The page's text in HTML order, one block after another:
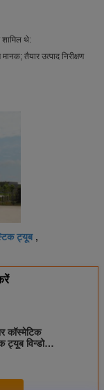
थे:
तैयार उत्पाद निरीक्षण
ट्यूब,
कॉस्मेटिक
ट्यूब विन्डो